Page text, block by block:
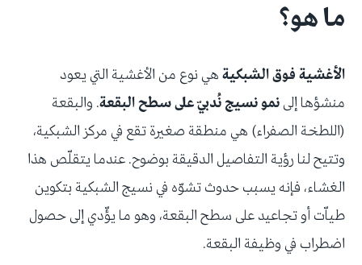
ما هو؟
الأغشية فوق الشبكيةهي نوع من الأغشية التي يعود
منشؤها إلى نمو نسيج نُدبيّ على سطح البقعة. والبقعة
(اللطخة الصفراء) هي منطقة صغيرة تقع في مركز الشبكية،
وتتيح لنا رؤية التفاصيل الدقيقة بوضوح. عندما يتقلّص هذا
الغشاء، فإنه يسبب حدوث تشوّه في نسيج الشبكية بتكوين
طياّت أو تجاعيد على سطح البقعة، وهو ما يؤّدي إلى حصول
اضطراب في وظيفة البقعة.